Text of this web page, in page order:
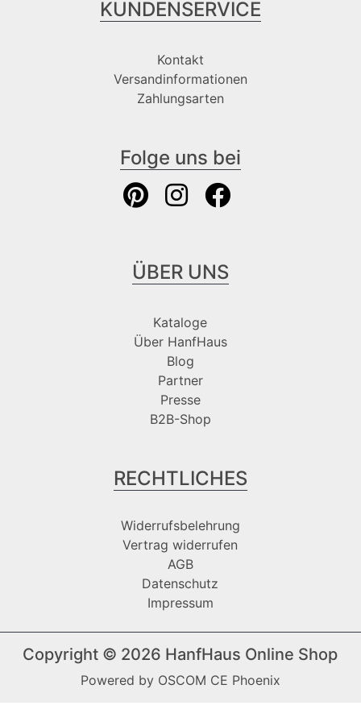
KUNDENSERVICE
Kontakt
Versandinformationen
Zahlungsarten
Folge uns bei
ÜBER UNS
Kataloge
Über HanfHaus
Blog
Partner
Presse
B2B-Shop
RECHTLICHES
Widerrufsbelehrung
Vertrag widerrufen
AGB
Datenschutz
Impressum
Copyright © 2026 HanfHaus Online Shop
Powered by OSCOM CE Phoenix